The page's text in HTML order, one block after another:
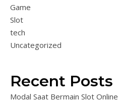
Game
Slot
tech
Uncategorized
Recent Posts
Modal Saat Bermain Slot Online